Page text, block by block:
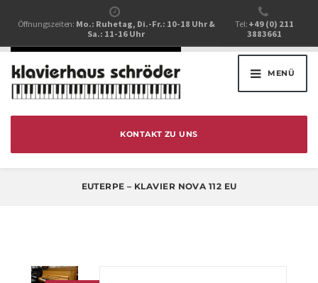
Öffnungszeiten: Mo.: Ruhetag, Di.-Fr.: 10-18 Uhr &
Sa.: 11-16 Uhr
Tel: +49 (0) 211
3883661
MENÜ
KONTAKT ZU UNS
EUTERPE – KLAVIER NOVA 112 EU